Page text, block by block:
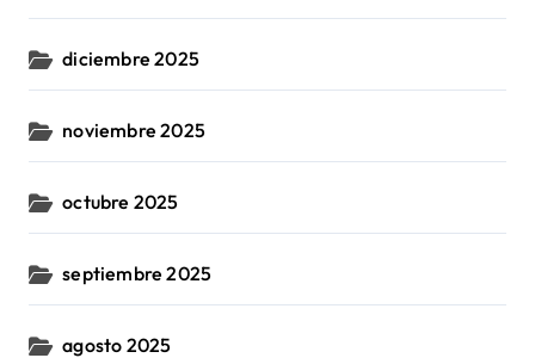
diciembre 2025
noviembre 2025
octubre 2025
septiembre 2025
agosto 2025